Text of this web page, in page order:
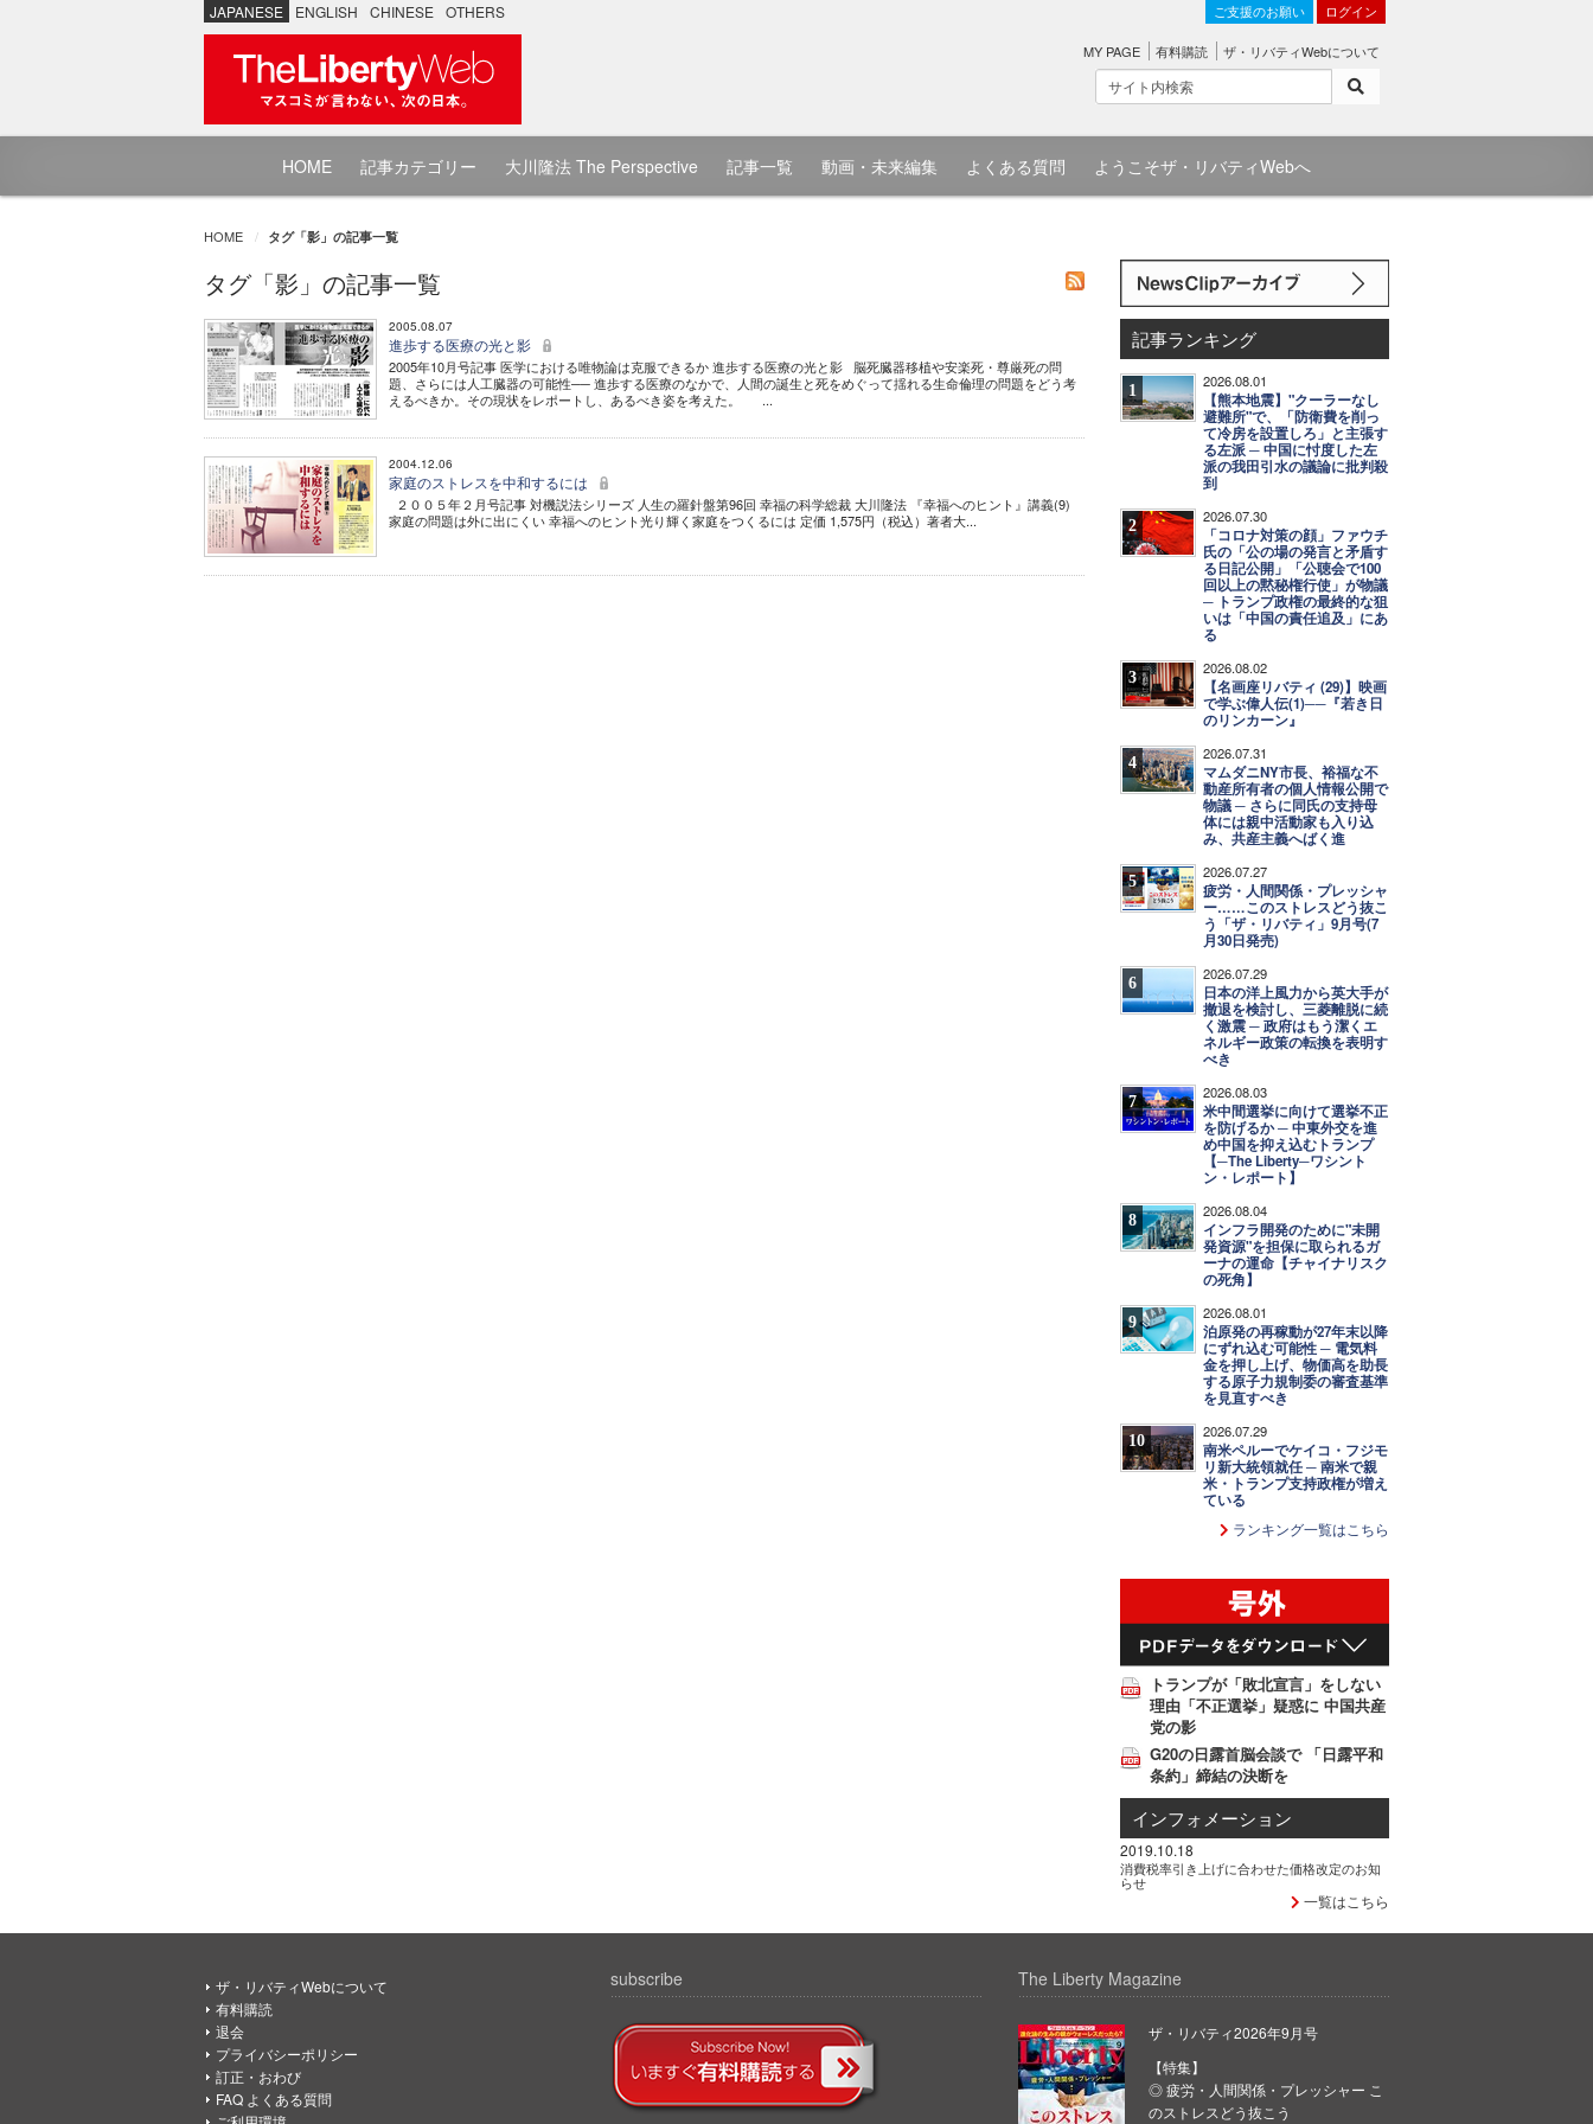
JAPANESE ENGLISH CHINESE OTHERS ご支援のお願い ログイン
MY PAGE 有料購読 ザ・リバティWebについて
HOME 記事カテゴリー 大川隆法 The Perspective 記事一覧 動画・未来編集 よくある質問 ようこそザ・リバティWebへ
HOME タグ「影」の記事一覧
タグ「影」の記事一覧
2005.08.07
進歩する医療の光と影
2005年10月号記事 医学における唯物論は克服できるか 進歩する医療の光と影 脳死臓器移植や安楽死・尊厳死の問
題、さらには人工臓器の可能性── 進歩する医療のなかで、人間の誕生と死をめぐって揺れる生命倫理の問題をどう考
えるべきか。その現状をレポートし、あるべき姿を考えた。 ...
2004.12.06
家庭のストレスを中和するには
２００５年２月号記事 対機説法シリーズ 人生の羅針盤第96回 幸福の科学総裁 大川隆法 『幸福へのヒント』講義(9)
家庭の問題は外に出にくい 幸福へのヒント光り輝く家庭をつくるには 定価 1,575円（税込）著者大...
記事ランキング
1 2026.08.01
【熊本地震】"クーラーなし
避難所"で、「防衛費を削っ
て冷房を設置しろ」と主張す
る左派 ─ 中国に忖度した左
派の我田引水の議論に批判殺
到
2 2026.07.30
「コロナ対策の顔」ファウチ
氏の「公の場の発言と矛盾す
る日記公開」「公聴会で100
回以上の黙秘権行使」が物議
─ トランプ政権の最終的な狙
いは「中国の責任追及」にあ
る
3 2026.08.02
【名画座リバティ (29)】映画
で学ぶ偉人伝(1)──『若き日
のリンカーン』
4 2026.07.31
マムダニNY市長、裕福な不
動産所有者の個人情報公開で
物議 ─ さらに同氏の支持母
体には親中活動家も入り込
み、共産主義へばく進
5 2026.07.27
疲労・人間関係・プレッシャ
ー……このストレスどう抜こ
う「ザ・リバティ」9月号(7
月30日発売)
6 2026.07.29
日本の洋上風力から英大手が
撤退を検討し、三菱離脱に続
く激震 ─ 政府はもう潔くエ
ネルギー政策の転換を表明す
べき
7 2026.08.03
米中間選挙に向けて選挙不正
を防げるか ─ 中東外交を進
め中国を抑え込むトランプ
【─The Liberty─ワシント
ン・レポート】
8 2026.08.04
インフラ開発のために"未開
発資源"を担保に取られるガ
ーナの運命【チャイナリスク
の死角】
9 2026.08.01
泊原発の再稼動が27年末以降
にずれ込む可能性 ─ 電気料
金を押し上げ、物価高を助長
する原子力規制委の審査基準
を見直すべき
10 2026.07.29
南米ペルーでケイコ・フジモ
リ新大統領就任 ─ 南米で親
米・トランプ支持政権が増え
ている
ランキング一覧はこちら
トランプが「敗北宣言」をしない
理由「不正選挙」疑惑に 中国共産
党の影
G20の日露首脳会談で 「日露平和
条約」締結の決断を
インフォメーション
2019.10.18
消費税率引き上げに合わせた価格改定のお知
らせ
一覧はこちら
ザ・リバティWebについて
有料購読
退会
プライバシーポリシー
訂正・おわび
FAQ よくある質問
subscribe The Liberty Magazine
ザ・リバティ2026年9月号
【特集】
◎ 疲労・人間関係・プレッシャー こ
のストレスどう抜こう